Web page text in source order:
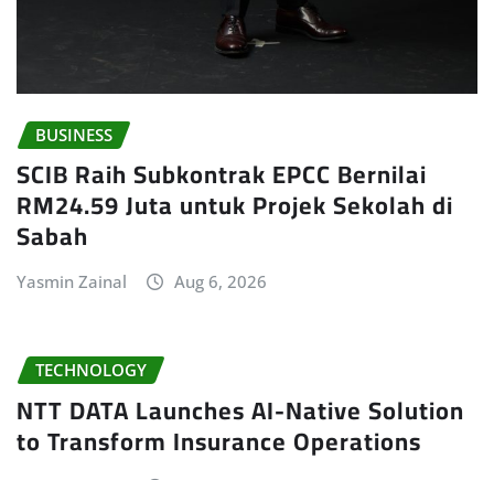
BUSINESS
SCIB Raih Subkontrak EPCC Bernilai
RM24.59 Juta untuk Projek Sekolah di
Sabah
Yasmin Zainal Aug 6, 2026
TECHNOLOGY
NTT DATA Launches AI-Native Solution
to Transform Insurance Operations